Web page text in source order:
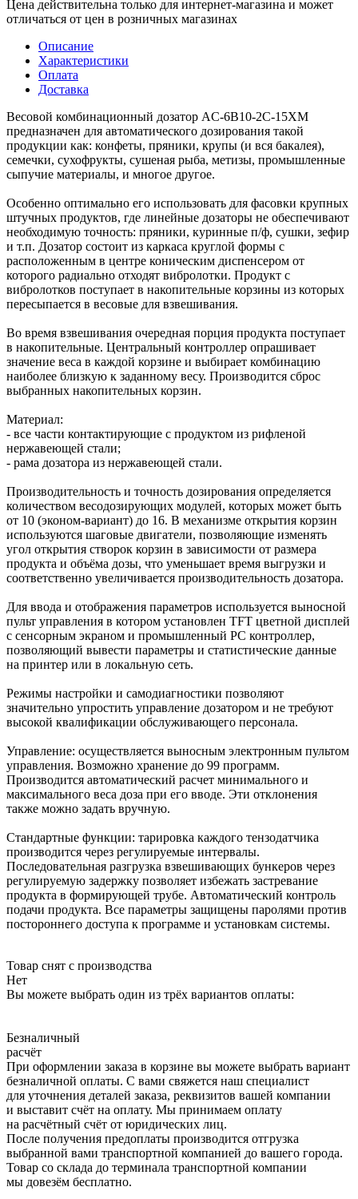
Цена действительна только для интернет-магазина и может
отличаться от цен в розничных магазинах
Описание
Характеристики
Оплата
Доставка
Весовой комбинационный дозатор AC-6B10-2C-15XM
предназначен для автоматического дозирования такой
продукции как: конфеты, пряники, крупы (и вся бакалея),
семечки, сухофрукты, сушеная рыба, метизы, промышленные
сыпучие материалы, и многое другое.
Особенно оптимально его использовать для фасовки крупных
штучных продуктов, где линейные дозаторы не обеспечивают
необходимую точность: пряники, куринные п/ф, сушки, зефир
и т.п. Дозатор состоит из каркаса круглой формы с
расположенным в центре коническим диспенсером от
которого радиально отходят вибролотки. Продукт с
вибролотков поступает в накопительные корзины из которых
пересыпается в весовые для взвешивания.
Во время взвешивания очередная порция продукта поступает
в накопительные. Центральный контроллер опрашивает
значение веса в каждой корзине и выбирает комбинацию
наиболее близкую к заданному весу. Производится сброс
выбранных накопительных корзин.
Материал:
- все части контактирующие с продуктом из рифленой
нержавеющей стали;
- рама дозатора из нержавеющей стали.
Производительность и точность дозирования определяется
количеством весодозирующих модулей, которых может быть
от 10 (эконом-вариант) до 16. В механизме открытия корзин
используются шаговые двигатели, позволяющие изменять
угол открытия створок корзин в зависимости от размера
продукта и объёма дозы, что уменьшает время выгрузки и
соответственно увеличивается производительность дозатора.
Для ввода и отображения параметров используется выносной
пульт управления в котором установлен TFT цветной дисплей
с сенсорным экраном и промышленный PC контроллер,
позволяющий вывести параметры и статистические данные
на принтер или в локальную сеть.
Режимы настройки и самодиагностики позволяют
значительно упростить управление дозатором и не требуют
высокой квалификации обслуживающего персонала.
Управление: осуществляется выносным электронным пультом
управления. Возможно хранение до 99 программ.
Производится автоматический расчет минимального и
максимального веса доза при его вводе. Эти отклонения
также можно задать вручную.
Стандартные функции: тарировка каждого тензодатчика
производится через регулируемые интервалы.
Последовательная разгрузка взвешивающих бункеров через
регулируемую задержку позволяет избежать застревание
продукта в формирующей трубе. Автоматический контроль
подачи продукта. Все параметры защищены паролями против
постороннего доступа к программе и установкам системы.
Товар снят с производства
Нет
Вы можете выбрать один из трёх вариантов оплаты:
Безналичный
расчёт
При оформлении заказа в корзине вы можете выбрать вариант
безналичной оплаты. С вами свяжется наш специалист
для уточнения деталей заказа, реквизитов вашей компании
и выставит счёт на оплату. Мы принимаем оплату
на расчётный счёт от юридических лиц.
После получения предоплаты производится отгрузка
выбранной вами транспортной компанией до вашего города.
Товар со склада до терминала транспортной компании
мы довезём бесплатно.